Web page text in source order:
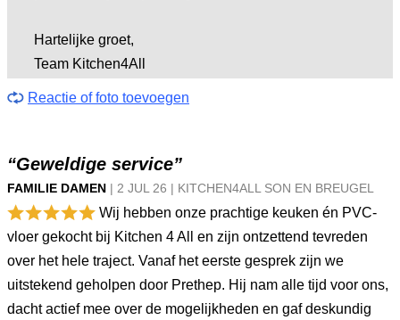
Hartelijke groet,
Team Kitchen4All
Reactie of foto toevoegen
“Geweldige service”
FAMILIE DAMEN | 2 JUL 26 | KITCHEN4ALL SON EN BREUGEL
Wij hebben onze prachtige keuken én PVC-
vloer gekocht bij Kitchen 4 All en zijn ontzettend tevreden
over het hele traject. Vanaf het eerste gesprek zijn we
uitstekend geholpen door Prethep. Hij nam alle tijd voor ons,
dacht actief mee over de mogelijkheden en gaf deskundig